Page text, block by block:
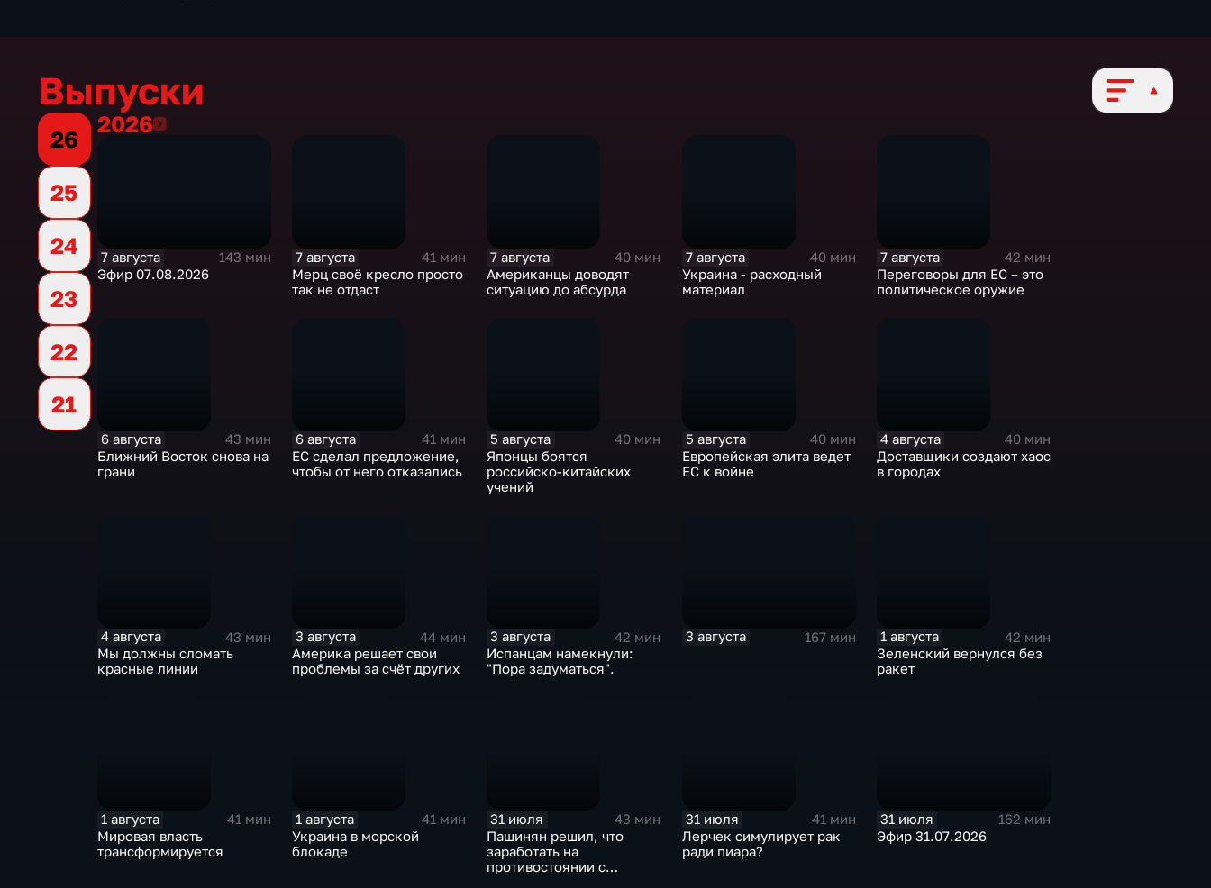
Выпуски
26
25
24
23
22
21
20262026
7 августа
143 мин
Эфир 07.08.2026
7 августа
41 мин
Мерц своё кресло просто
так не отдаст
7 августа
40 мин
Американцы доводят
ситуацию до абсурда
7 августа
40 мин
Украина - расходный
материал
7 августа
42 мин
Переговоры для ЕС – это
политическое оружие
6 августа
43 мин
Ближний Восток снова на
грани
6 августа
41 мин
ЕС сделал предложение,
чтобы от него отказались
5 августа
40 мин
Японцы боятся
российско-китайских
учений
5 августа
40 мин
Европейская элита ведет
ЕС к войне
4 августа
40 мин
Доставщики создают хаос
в городах
4 августа
43 мин
Мы должны сломать
красные линии
3 августа
44 мин
Америка решает свои
проблемы за счёт других
3 августа
42 мин
Испанцам намекнули:
"Пора задуматься".
3 августа 167 мин 1 августа
42 мин
Зеленский вернулся без
ракет
1 августа
41 мин
Мировая власть
трансформируется
1 августа
41 мин
Украина в морской
блокаде
31 июля
43 мин
Пашинян решил, что
заработать на
противостоянии с
31 июля
41 мин
Лерчек симулирует рак
ради пиара?
31 июля
162 мин
Эфир 31.07.2026